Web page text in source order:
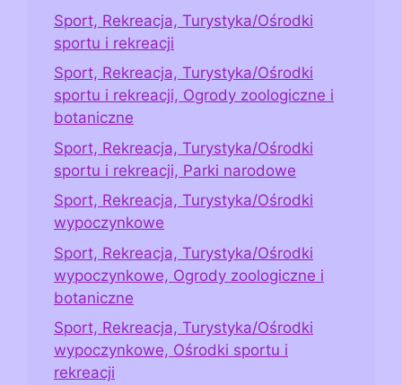
Sport, Rekreacja, Turystyka/Ośrodki
sportu i rekreacji
Sport, Rekreacja, Turystyka/Ośrodki
sportu i rekreacji, Ogrody zoologiczne i
botaniczne
Sport, Rekreacja, Turystyka/Ośrodki
sportu i rekreacji, Parki narodowe
Sport, Rekreacja, Turystyka/Ośrodki
wypoczynkowe
Sport, Rekreacja, Turystyka/Ośrodki
wypoczynkowe, Ogrody zoologiczne i
botaniczne
Sport, Rekreacja, Turystyka/Ośrodki
wypoczynkowe, Ośrodki sportu i
rekreacji